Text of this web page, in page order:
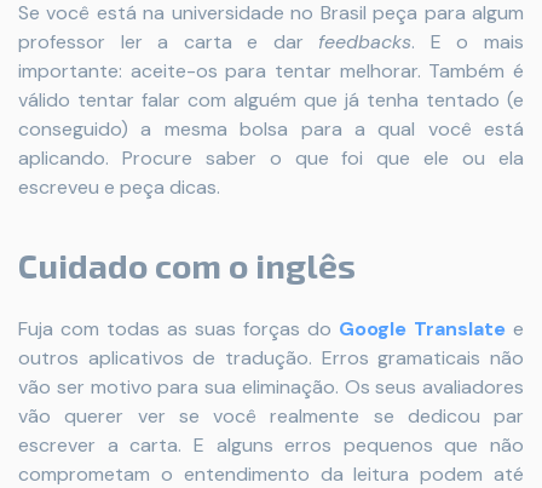
Se você está na universidade no Brasil peça para algum
professor ler a carta e dar feedbacks. E o mais
importante: aceite-os para tentar melhorar. Também é
válido tentar falar com alguém que já tenha tentado (e
conseguido) a mesma bolsa para a qual você está
aplicando. Procure saber o que foi que ele ou ela
escreveu e peça dicas.
Cuidado com o inglês
Fuja com todas as suas forças do Google Translate e
outros aplicativos de tradução. Erros gramaticais não
vão ser motivo para sua eliminação. Os seus avaliadores
vão querer ver se você realmente se dedicou par
escrever a carta. E alguns erros pequenos que não
comprometam o entendimento da leitura podem até